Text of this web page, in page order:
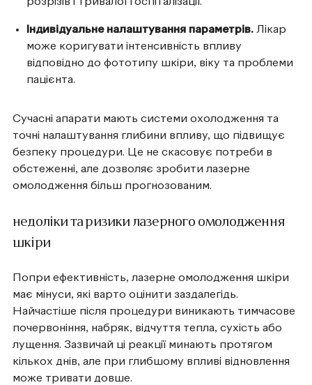
Індивідуальне налаштування параметрів.Лікар
може коригувати інтенсивність впливу
відповідно до фототипу шкіри, віку та проблеми
пацієнта.
Сучасні апарати мають системи охолодження та
точні налаштування глибини впливу, що підвищує
безпеку процедури. Це не скасовує потреби в
обстеженні, але дозволяє зробити лазерне
омолодження більш прогнозованим.
недоліки та ризики лазерного омолодження
шкіри
Попри ефективність, лазерне омолодження шкіри
має мінуси, які варто оцінити заздалегідь.
Найчастіше після процедури виникають тимчасове
почервоніння, набряк, відчуття тепла, сухість або
лущення. Зазвичай ці реакції минають протягом
кількох днів, але при глибшому впливі відновлення
може тривати довше.